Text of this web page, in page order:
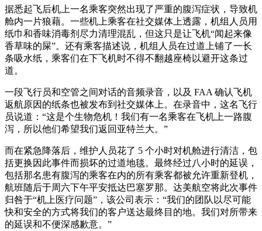
据悉起飞后机上一名乘客突然出现了严重的腹泻症状，导致机
舱内一片狼藉。一些机上乘客在社交媒体上透露，机组人员用
纸巾和香味消毒剂尽力清理混乱，但这只是让飞机“闻起来像
香草味的屎”。还有乘客描述说，机组人员在过道上铺了一长
条吸水纸，乘客们在下飞机时不得不翻越座椅以避开这条过
道。
一段飞行员和空管之间对话的音频录音，以及 FAA 确认飞机
返航原因的纸条也被发布到社交媒体上。在录音中，这名飞行
员说道：“这是个生物危机！我们有一名乘客在飞机上一路腹
泻，所以他们希望我们返回亚特兰大。”
而在紧急降落后，维护人员花了 5 个小时对机舱进行清洁，包
括更换因此事件而损坏的过道地毯。最终经过八小时的延误，
包括那名患有腹泻的乘客在内的所有乘客都被允许重新登机，
航班随后于周六下午平安抵达巴塞罗那。达美航空将此次事件
归咎于“机上医疗问题”，该公司表示：“我们的团队以尽可能
快和安全的方式将我们的客户送达最终目的地。我们对所带来
的延误和不便深感歉意。”